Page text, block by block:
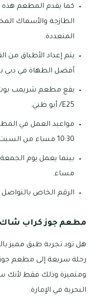
كما يقدم المطعم هذه
الطازجة والأسماك
المتعددة.
يتم إعداد الأطباق من
أفضل الطهاة في دبي
يقع مطعم شريمب بوت
E25/ أبو ظبي.
10:30 مساء من السبت إلى الخميس.
مساء.
الرقم الخاص بالتواصل هو 1842
مطعم جوز كراب شاك
هل تود تجربة طبق مميز
رحلة سريعة إلى مطعم
ومتميزة وذلك فقط لأنك
البحرية في الإمارة.